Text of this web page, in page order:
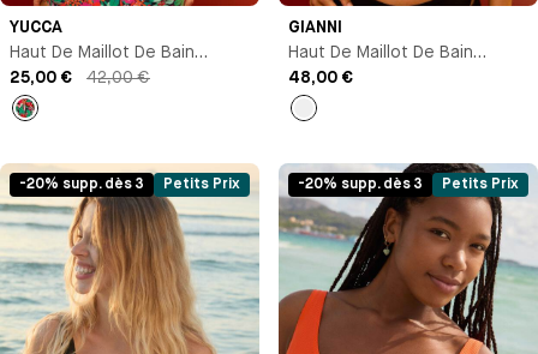
YUCCA
Haut De Maillot De Bain
Triangle Avec Armature
25,00 € 42,00 €
GIANNI
Haut De Maillot De Bain
Triangle Maintien
48,00 €
-20% supp. dès 3 Petits Prix -20% supp. dès 3 Petits Prix